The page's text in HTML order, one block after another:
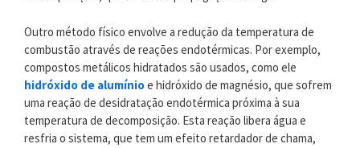
Outro método físico envolve a redução da temperatura de
combustão através de reações endotérmicas. Por exemplo,
compostos metálicos hidratados são usados, como ele
hidróxido de alumínioe hidróxido de magnésio, que sofrem
uma reação de desidratação endotérmica próxima à sua
temperatura de decomposição. Esta reação libera água e
resfria o sistema, que tem um efeito retardador de chama,